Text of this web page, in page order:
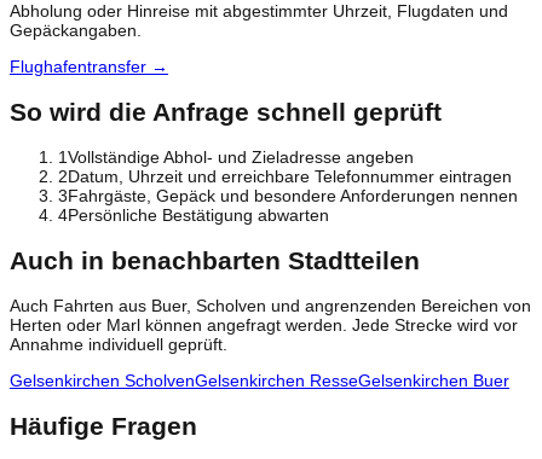
Abholung oder Hinreise mit abgestimmter Uhrzeit, Flugdaten und
Gepäckangaben.
Flughafentransfer →
So wird die Anfrage schnell geprüft
1Vollständige Abhol- und Zieladresse angeben
2Datum, Uhrzeit und erreichbare Telefonnummer eintragen
3Fahrgäste, Gepäck und besondere Anforderungen nennen
4Persönliche Bestätigung abwarten
Auch in benachbarten Stadtteilen
Auch Fahrten aus Buer, Scholven und angrenzenden Bereichen von
Herten oder Marl können angefragt werden. Jede Strecke wird vor
Annahme individuell geprüft.
Gelsenkirchen ScholvenGelsenkirchen ResseGelsenkirchen Buer
Häufige Fragen